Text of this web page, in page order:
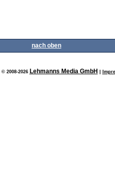
nach oben
© 2008-2026 Lehmanns Media GmbH